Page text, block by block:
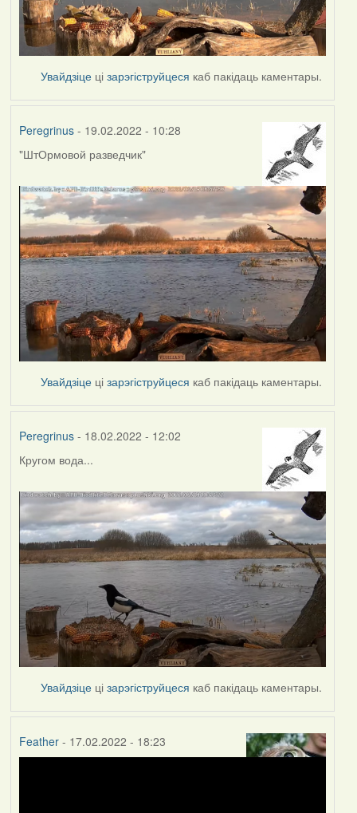
Увайдзіце цізарэгіструйцеся каб пакідаць каментары.
Peregrinus- 19.02.2022 - 10:28
"ШтОрмовой разведчик"
Увайдзіце цізарэгіструйцеся каб пакідаць каментары.
Peregrinus- 18.02.2022 - 12:02
Кругом вода...
Увайдзіце цізарэгіструйцеся каб пакідаць каментары.
Feather- 17.02.2022 - 18:23